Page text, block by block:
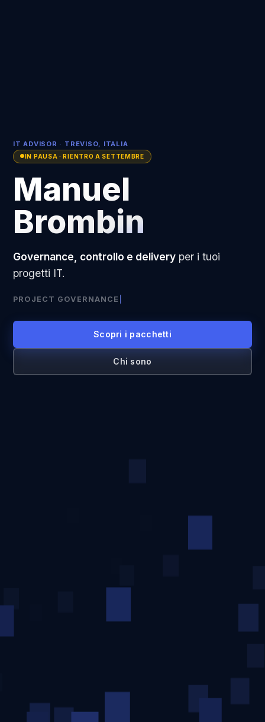
IT ADVISOR · TREVISO, ITALIA
IN PAUSA · RIENTRO A SETTEMBRE
Manuel
Brombin
Governance, controllo e delivery per i tuoi
progetti IT.
PROJECT GOVERNANCE
Scopri i pacchetti
Chi sono